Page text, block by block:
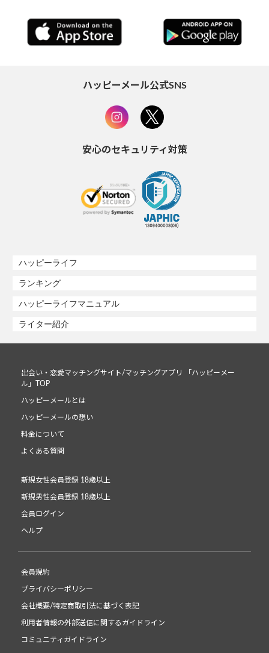
ハッピーメール公式SNS
安心のセキュリティ対策
ハッピーライフ
ランキング
ハッピーライフマニュアル
ライター紹介
出会い・恋愛マッチングサイト/マッチングアプリ 「ハッピーメー
ル」TOP
ハッピーメールとは
ハッピーメールの想い
料金について
よくある質問
新規女性会員登録 18歳以上
新規男性会員登録 18歳以上
会員ログイン
ヘルプ
会員規約
プライバシーポリシー
会社概要/特定商取引法に基づく表記
利用者情報の外部送信に関するガイドライン
コミュニティガイドライン